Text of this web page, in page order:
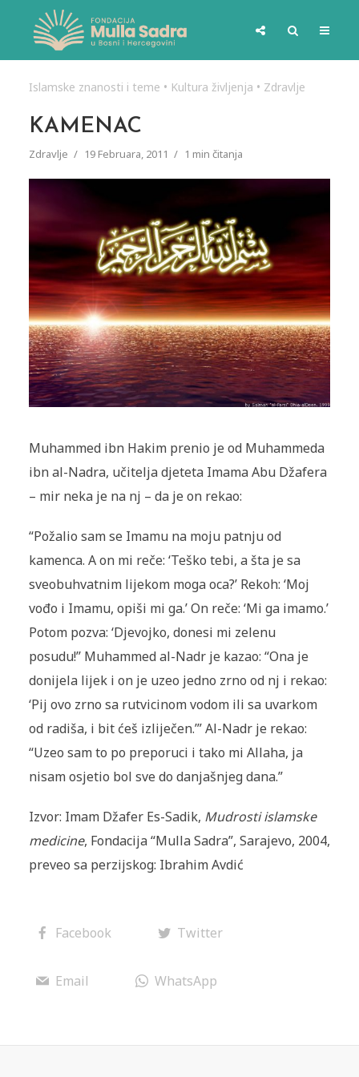
Islamske znanosti i teme • Kultura življenja • Zdravlje
KAMENAC
Zdravlje 19 Februara, 2011 1 min čitanja
Muhammed ibn Hakim prenio je od Muhammeda
ibn al-Nadra, učitelja djeteta Imama Abu Džafera
– mir neka je na nj – da je on rekao:
“Požalio sam se Imamu na moju patnju od
kamenca. A on mi reče: ‘Teško tebi, a šta je sa
sveobuhvatnim lijekom moga oca?’ Rekoh: ‘Moj
vođo i Imamu, opiši mi ga.’ On reče: ‘Mi ga imamo.’
Potom pozva: ‘Djevojko, donesi mi zelenu
posudu!’’ Muhammed al-Nadr je kazao: “Ona je
donijela lijek i on je uzeo jedno zrno od nj i rekao:
‘Pij ovo zrno sa rutvicinom vodom ili sa uvarkom
od radiša, i bit ćeš izliječen.’” Al-Nadr je rekao:
“Uzeo sam to po preporuci i tako mi Allaha, ja
nisam os­jetio bol sve do danjašnjeg dana.”
Izvor: Imam Džafer Es-Sadik, Mudrosti islamske
medicine, Fondacija “Mulla Sadra”, Sarajevo, 2004,
preveo sa perzijskog: Ibrahim Avdić
Facebook Twitter
Email WhatsApp